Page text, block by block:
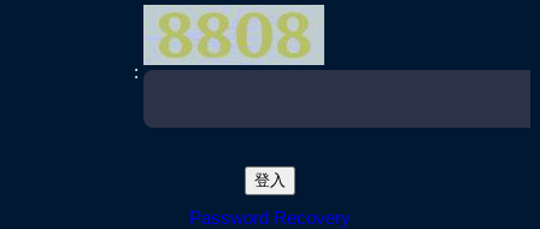
:
Password Recovery